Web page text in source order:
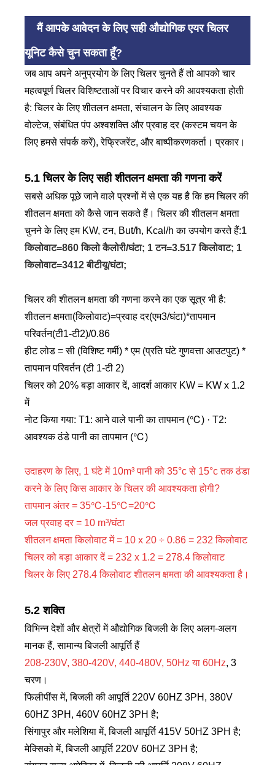
मैं आपके आवेदन के लिए सही औद्योगिक एयर चिलर
यूनिट कैसे चुन सकता हूँ?
जब आप अपने अनुप्रयोग के लिए चिलर चुनते हैं तो आपको चार
महत्वपूर्ण चिलर विशिष्टताओं पर विचार करने की आवश्यकता होती
है: चिलर के लिए शीतलन क्षमता, संचालन के लिए आवश्यक
वोल्टेज, संबंधित पंप अश्वशक्ति और प्रवाह दर (कस्टम चयन के
लिए हमसे संपर्क करें), रेफ्रिजरेंट, और बाष्पीकरणकर्ता। प्रकार।
5.1 चिलर के लिए सही शीतलन क्षमता की गणना करें
सबसे अधिक पूछे जाने वाले प्रश्नों में से एक यह है कि हम चिलर की
शीतलन क्षमता को कैसे जान सकते हैं। चिलर की शीतलन क्षमता
चुनने के लिए हम KW, टन, But/h, Kcal/h का उपयोग करते हैं:1
किलोवाट=860 किलो कैलोरी/घंटा; 1 टन=3.517 किलोवाट; 1
किलोवाट=3412 बीटीयू/घंटा;
चिलर की शीतलन क्षमता की गणना करने का एक सूत्र भी है:
शीतलन क्षमता(किलोवाट)=प्रवाह दर(एम3/घंटा)*तापमान
परिवर्तन(टी1-टी2)/0.86
हीट लोड = सी (विशिष्ट गर्मी) * एम (प्रति घंटे गुणवत्ता आउटपुट) *
तापमान परिवर्तन (टी 1-टी 2)
चिलर को 20% बड़ा आकार दें, आदर्श आकार KW = KW x 1.2
में
नोट किया गया: T1: आने वाले पानी का तापमान (℃) · T2:
आवश्यक ठंडे पानी का तापमान (℃)
उदाहरण के लिए, 1 घंटे में 10m³ पानी को 35°c से 15°c तक ठंडा
करने के लिए किस आकार के चिलर की आवश्यकता होगी?
तापमान अंतर = 35℃-15℃=20℃
जल प्रवाह दर = 10 m³/घंटा
शीतलन क्षमता किलोवाट में = 10 x 20 ÷ 0.86 = 232 किलोवाट
चिलर को बड़ा आकार दें = 232 x 1.2 = 278.4 किलोवाट
चिलर के लिए 278.4 किलोवाट शीतलन क्षमता की आवश्यकता है।
5.2 शक्ति
विभिन्न देशों और क्षेत्रों में औद्योगिक बिजली के लिए अलग-अलग
मानक हैं, सामान्य बिजली आपूर्ति हैं
208-230V, 380-420V, 440-480V, 50Hz या 60Hz, 3
चरण।
फिलीपींस में, बिजली की आपूर्ति 220V 60HZ 3PH, 380V
60HZ 3PH, 460V 60HZ 3PH है;
सिंगापुर और मलेशिया में, बिजली आपूर्ति 415V 50HZ 3PH है;
मेक्सिको में, बिजली आपूर्ति 220V 60HZ 3PH है;